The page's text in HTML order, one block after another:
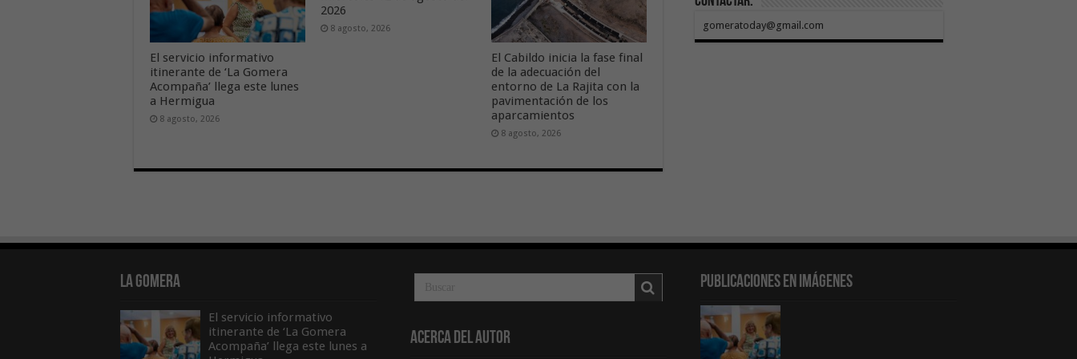
El servicio informativo
itinerante de ‘La Gomera
Acompaña’ llega este lunes
a Hermigua
8 agosto, 2026
2026
8 agosto, 2026
El Cabildo inicia la fase final
de la adecuación del
entorno de La Rajita con la
pavimentación de los
aparcamientos
8 agosto, 2026
gomeratoday@gmail.com
La Gomera
El servicio informativo
itinerante de ‘La Gomera
Acompaña’ llega este lunes a
Acerca del Autor
Publicaciones en Imágenes